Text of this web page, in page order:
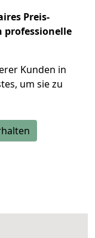
Preis-
professionelle
Kunden in
um sie zu